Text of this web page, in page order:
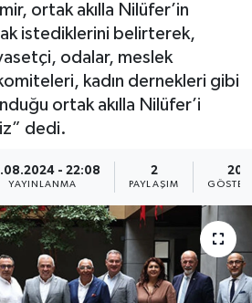
ortak akılla Nilüfer’in
istediklerini belirterek,
odalar, meslek
kadın dernekleri gibi
ortak akılla Nilüfer’i
dedi.
- 22:08
YAYINLANMA
2
PAYLAŞIM
20